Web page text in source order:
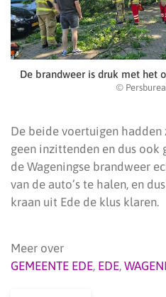
De brandweer is druk met het
©
De beide voertuigen hadden
geen inzittenden en dus ook
de Wageningse brandweer
van de auto’s te halen, en
kraan uit Ede de klus klaren.
Meer over
GEMEENTE EDE, EDE,